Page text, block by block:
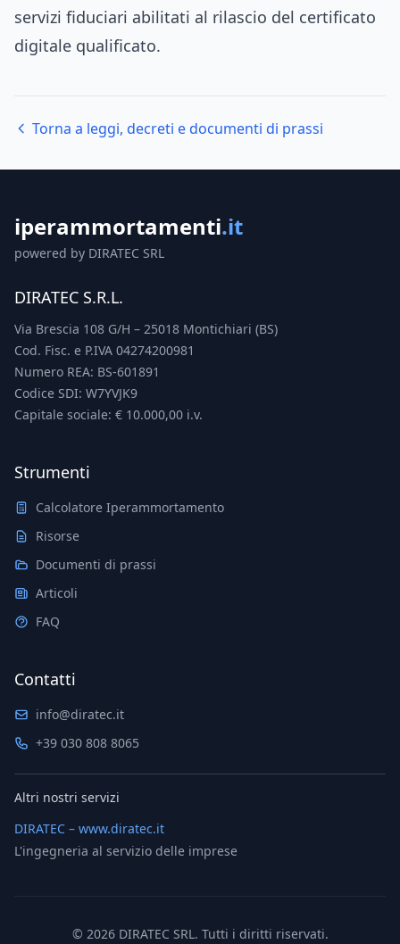
servizi fiduciari abilitati al rilascio del certificato
digitale qualificato.
Torna a leggi, decreti e documenti di prassi
iperammortamenti.it
powered by DIRATEC SRL
DIRATEC S.R.L.
Via Brescia 108 G/H – 25018 Montichiari (BS)
Cod. Fisc. e P.IVA 04274200981
Numero REA: BS-601891
Codice SDI: W7YVJK9
Capitale sociale: € 10.000,00 i.v.
Strumenti
Calcolatore Iperammortamento
Risorse
Documenti di prassi
Articoli
FAQ
Contatti
info@diratec.it
+39 030 808 8065
Altri nostri servizi
DIRATEC – www.diratec.it
L'ingegneria al servizio delle imprese
© 2026DIRATEC SRL. Tutti i diritti riservati.